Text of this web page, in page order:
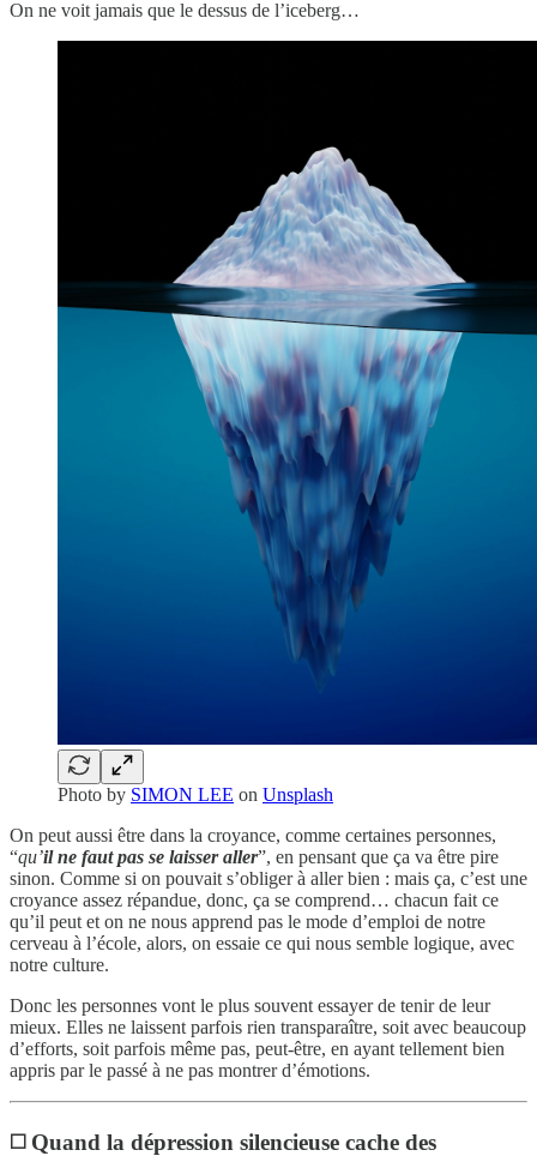
On ne voit jamais que le dessus de l’iceberg…
Photo by SIMON LEE on Unsplash
On peut aussi être dans la croyance, comme certaines personnes,
“qu’il ne faut pas se laisser aller”, en pensant que ça va être pire
sinon. Comme si on pouvait s’obliger à aller bien : mais ça, c’est une
croyance assez répandue, donc, ça se comprend… chacun fait ce
qu’il peut et on ne nous apprend pas le mode d’emploi de notre
cerveau à l’école, alors, on essaie ce qui nous semble logique, avec
notre culture.
Donc les personnes vont le plus souvent essayer de tenir de leur
mieux. Elles ne laissent parfois rien transparaître, soit avec beaucoup
d’efforts, soit parfois même pas, peut-être, en ayant tellement bien
appris par le passé à ne pas montrer d’émotions.
◻️ Quand la dépression silencieuse cache des